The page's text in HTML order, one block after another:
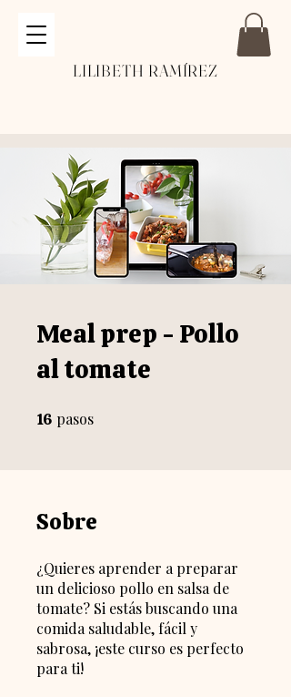
LILIBETH RAMÍREZ
Meal prep - Pollo
al tomate
16 pasos
Sobre
¿Quieres aprender a preparar
un delicioso pollo en salsa de
tomate? Si estás buscando una
comida saludable, fácil y
sabrosa, ¡este curso es perfecto
para ti!